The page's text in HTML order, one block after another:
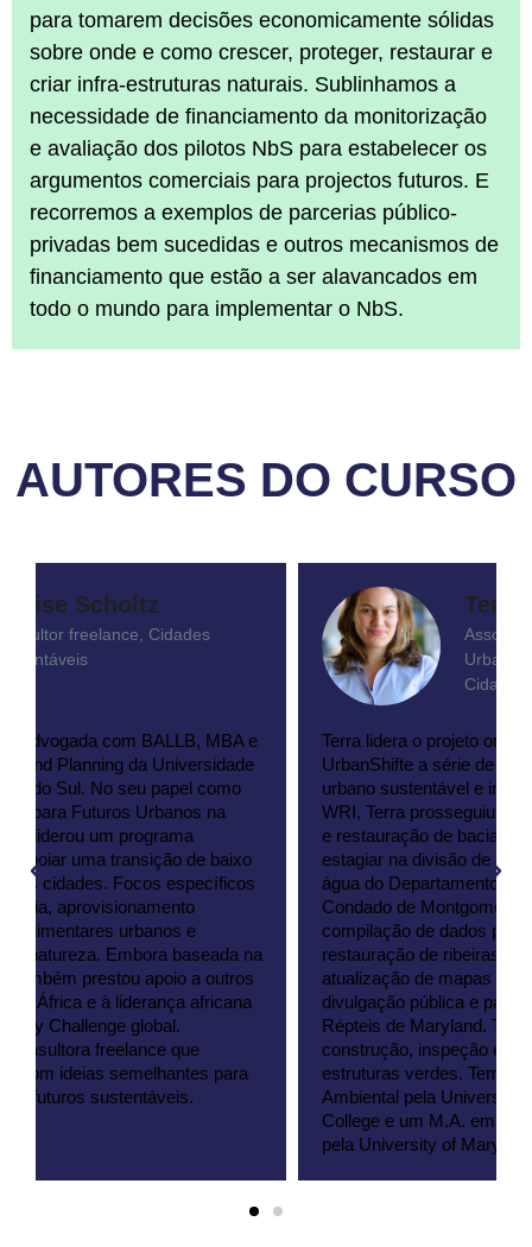
para tomarem decisões economicamente sólidas
sobre onde e como crescer, proteger, restaurar e
criar infra-estruturas naturais. Sublinhamos a
necessidade de financiamento da monitorização
e avaliação dos pilotos NbS para estabelecer os
argumentos comerciais para projectos futuros. E
recorremos a exemplos de parcerias público-
privadas bem sucedidas e outros mecanismos de
financiamento que estão a ser alavancados em
todo o mundo para implementar o NbS.
AUTORES DO CURSO
Terra Virsilas
Associado de Desenvolvimento
Urbano, Centro WRI Ross para
Cidades Sustentáveis
Terra lidera o projeto online City Academy do
UrbanShifte a série de webinars sobre planeamento
urbano sustentável e integrado. Antes de se juntar ao
WRI, Terra prosseguiu o seu interesse pela ecologia
e restauração de bacias hidrográficas urbanas ao
estagiar na divisão de monitorização de cursos de
água do Departamento de Proteção Ambiental do
Condado de Montgomery (DEP). Trabalhou na
compilação de dados para vários projectos de
restauração de ribeiras, bem como na criação e
atualização de mapas GIS para eventos de
divulgação pública e para o Atlas de Anfíbios e
Répteis de Maryland. Terra é certificada em
construção, inspeção e manutenção de infra-
estruturas verdes. Tem um B.S. em Gestão
Ambiental pela University of Maryland University
College e um M.A. em Planeamento Comunitário